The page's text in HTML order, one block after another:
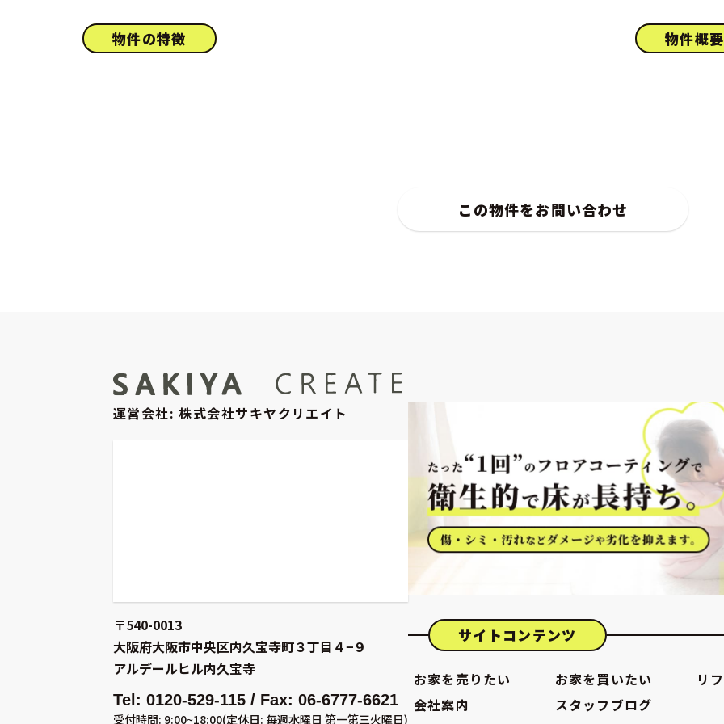
物件の特徴 物件概要
この物件をお問い合わせ
運営会社: 株式会社サキヤクリエイト
〒540-0013
大阪府大阪市中央区内久宝寺町３丁目４−９
アルデールヒル内久宝寺
Tel: 0120-529-115 / Fax: 06-6777-6621
受付時間: 9:00~18:00(定休日: 毎週水曜日 第一第三火曜日)
サイトコンテンツ
お家を売りたい お家を買いたい
リ
会社案内
スタッフブログ